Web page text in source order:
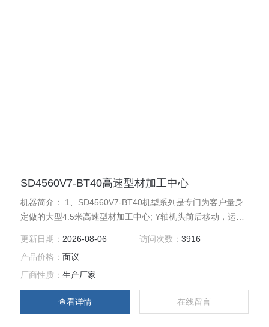
SD4560V7-BT40高速型材加工中心
机器简介： 1、SD4560V7-BT40机型系列是专门为客户量身
定做的大型4.5米高速型材加工中心; Y轴机头前后移动，运动
动，Z轴主轴上下移动。 2、机身采用铸铁床身结构；配圣杰
24位圆盘刀库；换刀速度为2秒，大大提高生产效率;采用深雕
数控系统，X轴配直线电机和光珊尺，YZ轴配伺服电机，
更新日期： 2026-08-06 访问次数： 3916
产品价格：面议
厂商性质：生产厂家
查看详情 在线留言